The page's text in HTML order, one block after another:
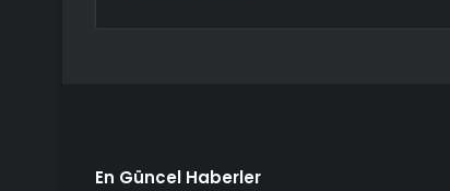
En Güncel Haberler